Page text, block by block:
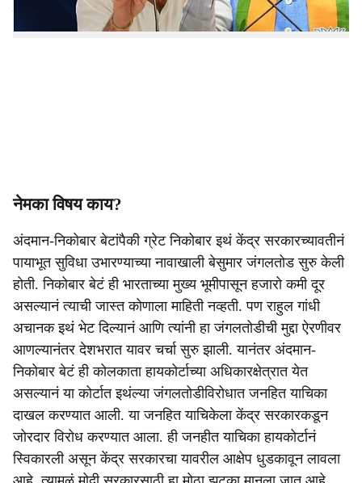
मोदी सरकार बॅकफूटवर गेलं आहे.
नेमका विषय काय?
अंदमान-निकोबार बेटांपैकी ग्रेट निकोबार इथं केंद्र सरकारच्यावतीनं
पायाभूत सुविधा उभारण्याच्या नावाखाली बेसुमार जंगलतोड सुरु केली
होती. निकोबार बेटं ही भारताच्या मुख्य भूमीपासून हजारो कमी दूर
असल्यानं त्याची जास्त कोणाला माहिती नव्हती. पण राहुल गांधी
अचानक इथं भेट दिल्यानं आणि त्यांनी हा जंगलतोडीची मुद्दा ऐरणीवर
आणल्यानंतर देशभरात यावर चर्चा सुरु झाली. यानंतर अंदमान-
निकोबार बेटं ही कोलकाता हायकोर्टाच्या अधिकारक्षेत्रात येत
असल्यानं या कोर्टात इथंल्या जंगलतोडीविरोधात जनहित याचिका
दाखल करण्यात आली. या जनहित याचिकेला केंद्र सरकारकडून
जोरदार विरोध करण्यात आला. ही जनहीत याचिका हायकोर्टानं
स्विकारली असून केंद्र सरकारचा यावरील आक्षेप धुडकावून लावला